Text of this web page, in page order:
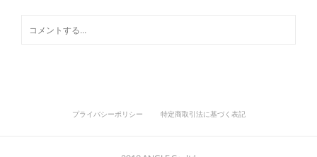
プライバシーポリシー 特定商取引法に基づく表記